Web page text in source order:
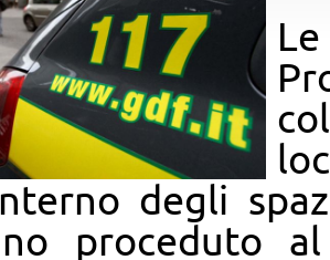
degli
proceduto